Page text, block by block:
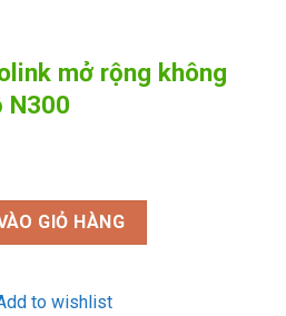
mở rộng không
N300
không dây EX200 tốc độ N300
GIỎ HÀNG
to wishlist